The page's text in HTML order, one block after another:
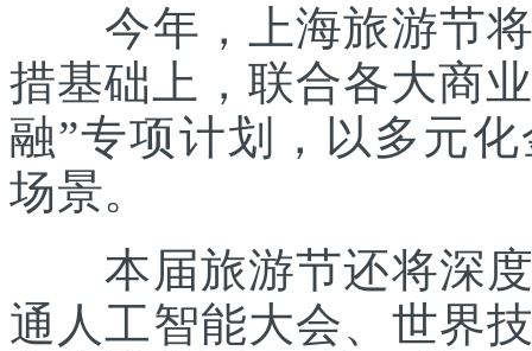
今年，上海旅游节将
措基础上，联合各大商
融”专项计划，以多元
场景。
本届旅游节还将深度
通人工智能大会、世界